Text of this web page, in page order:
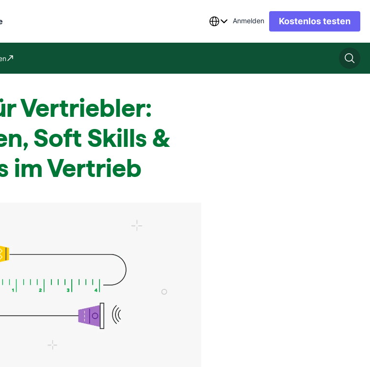
Anmelden Kostenlos testen
Fenster öffnen
Vertriebler:
Soft Skills &
im Vertrieb